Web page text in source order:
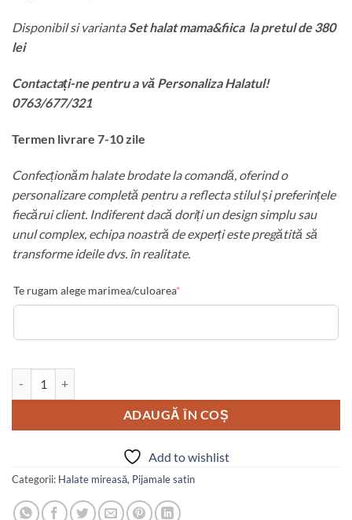
Disponibil si variantaSet halat mama&fiica la pretul de 380
lei
Contactați-ne pentru a vă Personaliza Halatul!
0763/677/321
Termen livrare 7-10 zile
Confecționăm halate brodate la comandă, oferind o
personalizare completă pentru a reflecta stilul și preferințele
fiecărui client. Indiferent dacă doriți un design simplu sau
unul complex, echipa noastră de experți este pregătită să
transforme ideile dvs. în realitate.
Te rugam alege marimea/culoarea*
ADAUGĂ ÎN COȘ
Add to wishlist
Categorii: Halate mireasă, Pijamale satin